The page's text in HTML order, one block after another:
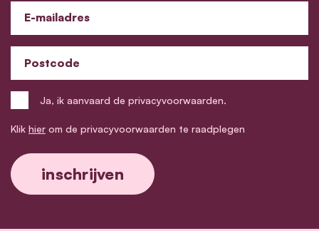
E-mailadres
Postcode
Ja, ik aanvaard de privacyvoorwaarden.
Klik hier om de privacyvoorwaarden te raadplegen